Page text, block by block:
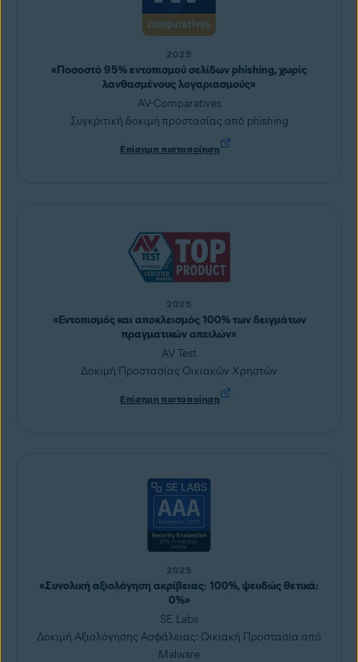
2025
«Ποσοστό 95% εντοπισμού σελίδων phishing, χωρίς
λανθασμένους λογαριασμούς»
AV-Comparatives
Συγκριτική δοκιμή προστασίας από phishing
Επίσημη πιστοποίηση
2025
«Εντοπισμός και αποκλεισμός 100% των δειγμάτων
πραγματικών απειλών»
AV Test
Δοκιμή Προστασίας Οικιακών Χρηστών
Επίσημη πιστοποίηση
2025
«Συνολική αξιολόγηση ακρίβειας: 100%, ψευδώς θετικά:
0%»
SE Labs
Δοκιμή Αξιολόγησης Ασφάλειας: Οικιακή Προστασία από
Malware